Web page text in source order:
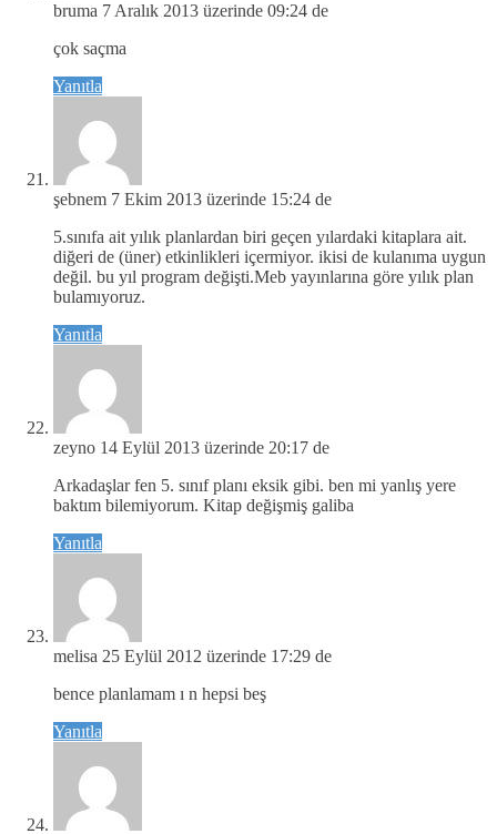
bruma 7 Aralık 2013 üzerinde 09:24 de
çok saçma
Yanıtla
şebnem 7 Ekim 2013 üzerinde 15:24 de
5.sınıfa ait yılık planlardan biri geçen yılardaki kitaplara ait.
diğeri de (üner) etkinlikleri içermiyor. ikisi de kulanıma uygun
değil. bu yıl program değişti.Meb yayınlarına göre yılık plan
bulamıyoruz.
Yanıtla
zeyno 14 Eylül 2013 üzerinde 20:17 de
Arkadaşlar fen 5. sınıf planı eksik gibi. ben mi yanlış yere
baktım bilemiyorum. Kitap değişmiş galiba
Yanıtla
melisa 25 Eylül 2012 üzerinde 17:29 de
bence planlamam ı n hepsi beş
Yanıtla